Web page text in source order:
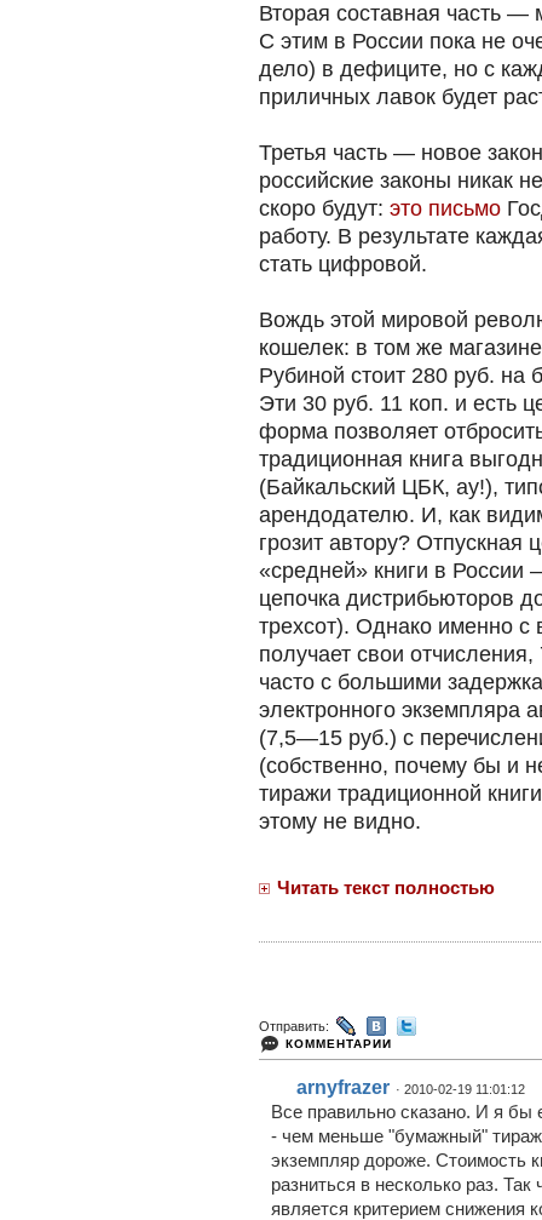
Вторая составная часть —
С этим в России пока не
дело) в дефиците, но с
приличных лавок будет
Третья часть — новое
российские законы никак
скоро будут: это письмо
работу. В результате
стать цифровой.
Вождь этой мировой
кошелек: в том же
Рубиной стоит 280 руб. на
Эти 30 руб. 11 коп. и есть
форма позволяет
традиционная книга
(Байкальский ЦБК, ау!),
арендодателю. И, как
грозит автору? Отпускная
«средней» книги в России
цепочка дистрибьюторов
трехсот). Однако именно с
получает свои
часто с большими
электронного экземпляра
(7,5—15 руб.) с
(собственно, почему бы и
тиражи традиционной
этому не видно.
Читать текст полностью
Отправить:
КОММЕНТАРИИ
arnyfrazer · 2010-02-19 11:01:12
Все правильно сказано. И я бы
- чем меньше "бумажный"
экземпляр дороже. Стоимость
разниться в несколько раз.
является критерием снижения